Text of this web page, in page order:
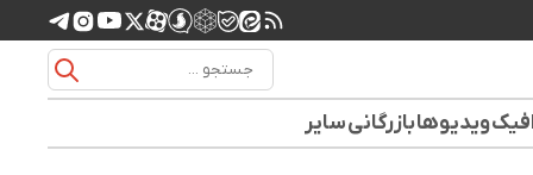
ویدیوهابازرگانیسایر